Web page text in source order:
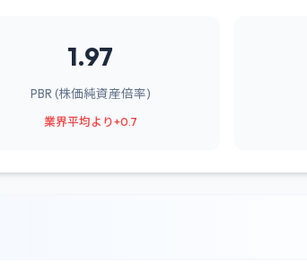
1.97
PBR (株価純資産倍率)
業界平均より+0.7